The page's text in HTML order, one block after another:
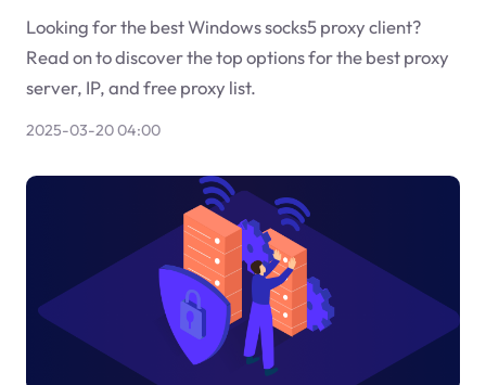
Looking for the best Windows socks5 proxy client?
Read on to discover the top options for the best proxy
server, IP, and free proxy list.
2025-03-20 04:00